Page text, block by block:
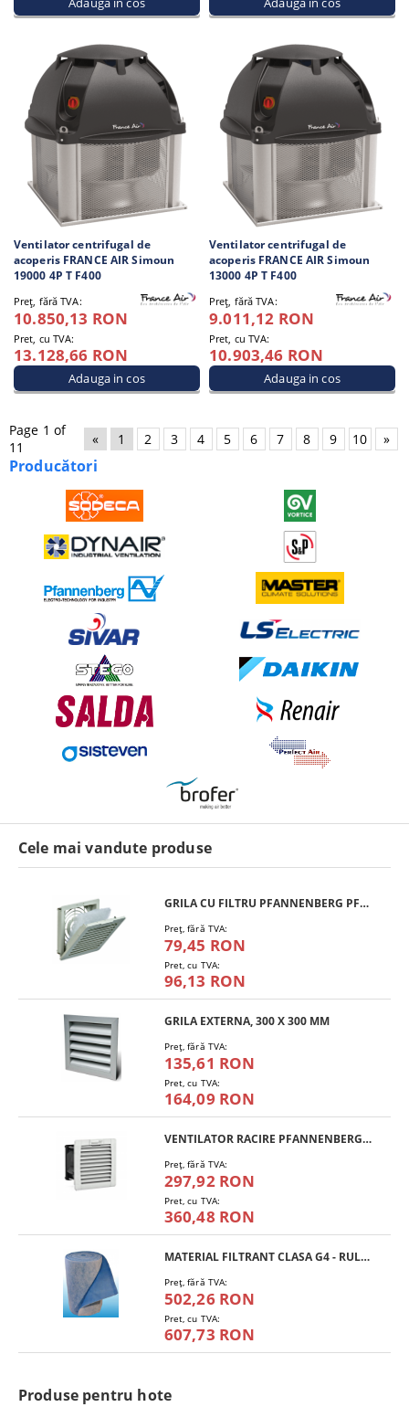
Ventilator centrifugal de
acoperis FRANCE AIR Simoun
19000 4P T F400
Preţ, fără TVA:
10.850,13 RON
Pret, cu TVA:
13.128,66 RON
Ventilator centrifugal de
acoperis FRANCE AIR Simoun
13000 4P T F400
Preţ, fără TVA:
9.011,12 RON
Pret, cu TVA:
10.903,46 RON
Page 1 of
11
« 1 2 3 4 5 6 7 8 9 10 »
Producători
Cele mai vandute produse
GRILA CU FILTRU PFANNENBERG PFA 10.000
Preţ, fără TVA:
79,45 RON
Pret, cu TVA:
96,13 RON
GRILA EXTERNA, 300 X 300 MM
Preţ, fără TVA:
135,61 RON
Pret, cu TVA:
164,09 RON
VENTILATOR RACIRE PFANNENBERG PF 11.000
Preţ, fără TVA:
297,92 RON
Pret, cu TVA:
360,48 RON
MATERIAL FILTRANT CLASA G4 - RULOU
Preţ, fără TVA:
502,26 RON
Pret, cu TVA:
607,73 RON
Produse pentru hote